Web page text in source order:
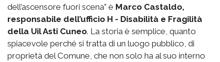
dell’ascensore fuori scena” è Marco Castaldo,
responsabile dell’ufficio H - Disabilità e Fragilità
della Uil Asti Cuneo. La storia è semplice, quanto
spiacevole perché si tratta di un luogo pubblico, di
proprietà del Comune, che non solo ha al suo interno